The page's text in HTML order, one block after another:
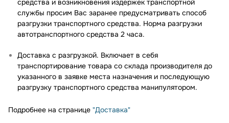
средства и возникновения издержек транспортной
службы просим Вас заранее предусматривать способ
разгрузки транспортного средства. Норма разгрузки
автотранспортного средства 2 часа.
Доставка с разгрузкой. Включает в себя
транспортирование товара со склада производителя до
указанного в заявке места назначения и последующую
разгрузку транспортного средства манипулятором.
Подробнее на странице "Доставка"